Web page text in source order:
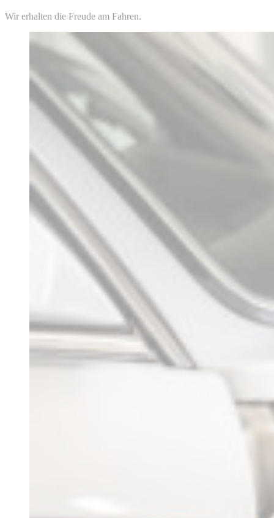
Wir erhalten die Freude am Fahren.